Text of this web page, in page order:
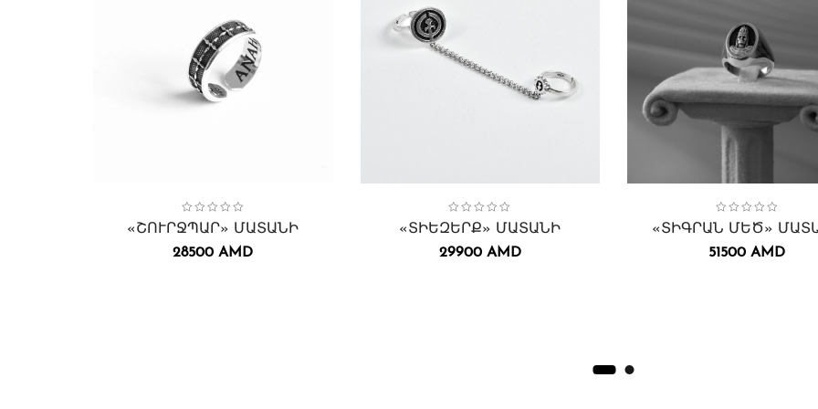
«ՇՈՒՐՋՊԱՐ» ՄԱՏԱՆԻ
28500AMD
Collection:Կանացի,Մատանիներ,
Տիեզերք
«ՏԻԵԶԵՐՔ» ՄԱՏԱՆԻ
29900 AMD
Collection:Դիմաքանդակներ
Կանացի,Մատանիներ,
Մատանիներ,Տիգրան Մեծ,
Տղամարդու
«ՏԻԳՐԱՆ ՄԵԾ»
51500AMD